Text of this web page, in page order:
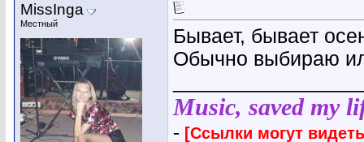
MissInga
Местный
Бывает, бывает
Обычно выбираю
Music, saved my
- [Ссылки могут